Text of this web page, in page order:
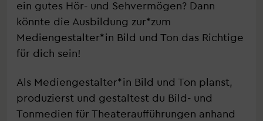
ein gutes Hör- und Sehvermögen? Dann
könnte die Ausbildung zur*zum
Mediengestalter*in Bild und Ton das Richtige
für dich sein!
Als Mediengestalter*in Bild und Ton planst,
produzierst und gestaltest du Bild- und
Tonmedien für Theateraufführungen anhand